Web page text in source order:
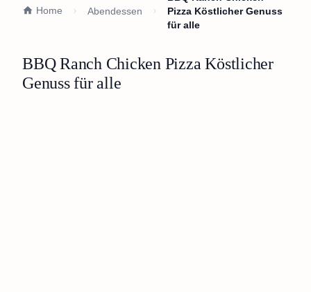
Home Abendessen
Pizza Köstlicher Genuss
für alle
BBQ Ranch Chicken Pizza Köstlicher
Genuss für alle